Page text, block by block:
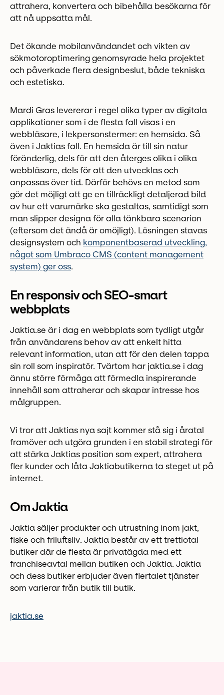
attrahera, konvertera och bibehålla besökarna för
att nå uppsatta mål.
Det ökande mobilanvändandet och vikten av
sökmotoroptimering genomsyrade hela projektet
och påverkade flera designbeslut, både tekniska
och estetiska.
Mardi Gras levererar i regel olika typer av digitala
applikationer som i de flesta fall visas i en
webbläsare, i lekpersonstermer: en hemsida. Så
även i Jaktias fall. En hemsida är till sin natur
föränderlig, dels för att den återges olika i olika
webbläsare, dels för att den utvecklas och
anpassas över tid. Därför behövs en metod som
gör det möjligt att ge en tillräckligt detaljerad bild
av hur ett varumärke ska gestaltas, samtidigt som
man slipper designa för alla tänkbara scenarion
(eftersom det ändå är omöjligt). Lösningen stavas
designsystem och komponentbaserad utveckling,
något som Umbraco CMS (content management
system) ger oss.
En responsiv och SEO-smart
webbplats
Jaktia.se är i dag en webbplats som tydligt utgår
från användarens behov av att enkelt hitta
relevant information, utan att för den delen tappa
sin roll som inspiratör. Tvärtom har jaktia.se i dag
ännu större förmåga att förmedla inspirerande
innehåll som attraherar och skapar intresse hos
målgruppen.
Vi tror att Jaktias nya sajt kommer stå sig i åratal
framöver och utgöra grunden i en stabil strategi för
att stärka Jaktias position som expert, attrahera
fler kunder och låta Jaktiabutikerna ta steget ut på
internet.
Om Jaktia
Jaktia säljer produkter och utrustning inom jakt,
fiske och friluftsliv. Jaktia består av ett trettiotal
butiker där de flesta är privatägda med ett
franchiseavtal mellan butiken och Jaktia. Jaktia
och dess butiker erbjuder även flertalet tjänster
som varierar från butik till butik.
jaktia.se